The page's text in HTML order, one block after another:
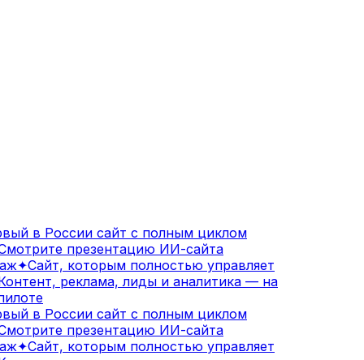
в России сайт с полным циклом
презентацию ИИ-сайта
✦Сайт, которым полностью управляет
реклама, лиды и аналитика — на
в России сайт с полным циклом
презентацию ИИ-сайта
✦Сайт, которым полностью управляет